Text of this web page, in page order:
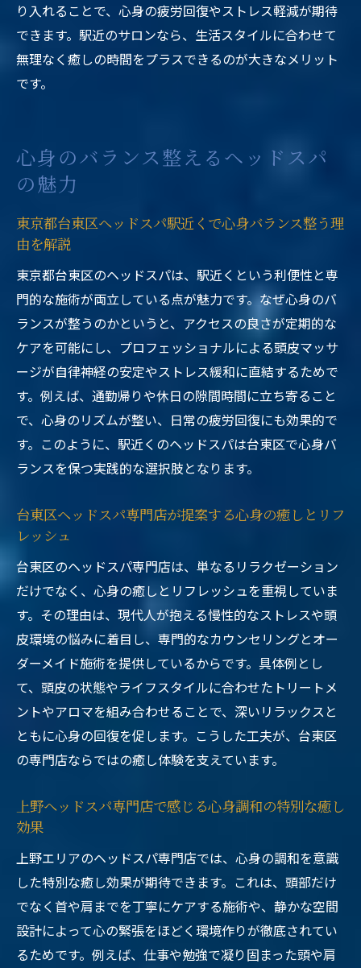
り入れることで、心身の疲労回復やストレス軽減が期待
できます。駅近のサロンなら、生活スタイルに合わせて
無理なく癒しの時間をプラスできるのが大きなメリット
です。
心身のバランス整えるヘッドスパ
の魅力
東京都台東区ヘッドスパ駅近くで心身バランス整う理
由を解説
東京都台東区のヘッドスパは、駅近くという利便性と専
門的な施術が両立している点が魅力です。なぜ心身のバ
ランスが整うのかというと、アクセスの良さが定期的な
ケアを可能にし、プロフェッショナルによる頭皮マッサ
ージが自律神経の安定やストレス緩和に直結するためで
す。例えば、通勤帰りや休日の隙間時間に立ち寄ること
で、心身のリズムが整い、日常の疲労回復にも効果的で
す。このように、駅近くのヘッドスパは台東区で心身バ
ランスを保つ実践的な選択肢となります。
台東区ヘッドスパ専門店が提案する心身の癒しとリフ
レッシュ
台東区のヘッドスパ専門店は、単なるリラクゼーション
だけでなく、心身の癒しとリフレッシュを重視していま
す。その理由は、現代人が抱える慢性的なストレスや頭
皮環境の悩みに着目し、専門的なカウンセリングとオー
ダーメイド施術を提供しているからです。具体例とし
て、頭皮の状態やライフスタイルに合わせたトリートメ
ントやアロマを組み合わせることで、深いリラックスと
ともに心身の回復を促します。こうした工夫が、台東区
の専門店ならではの癒し体験を支えています。
上野ヘッドスパ専門店で感じる心身調和の特別な癒し
効果
上野エリアのヘッドスパ専門店では、心身の調和を意識
した特別な癒し効果が期待できます。これは、頭部だけ
でなく首や肩までを丁寧にケアする施術や、静かな空間
設計によって心の緊張をほどく環境作りが徹底されてい
るためです。例えば、仕事や勉強で凝り固まった頭や肩